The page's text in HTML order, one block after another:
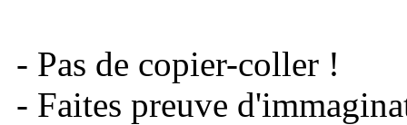
- Pas de copier-coller !
- Faites preuve